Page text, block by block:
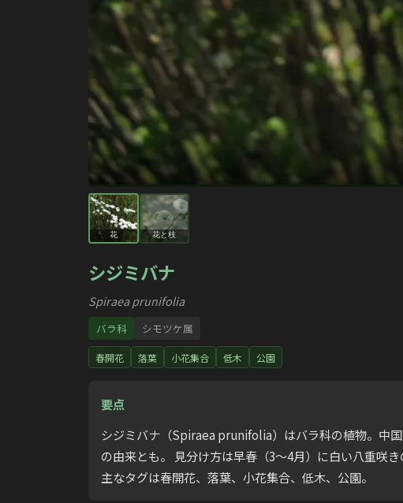
花 花と枝
シジミバナ
Spiraea prunifolia
バラ科 シモツケ属
春開花 落葉 小花集合 低木 公園
要点
シジミバナ（Spiraea prunifolia）はバラ科の植物。中
の由来とも。 見分け方は早春（3〜4月）に白い八重咲
主なタグは春開花、落葉、小花集合、低木、公園。